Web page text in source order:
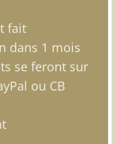
fait
dans 1 mois
se feront sur
ou CB